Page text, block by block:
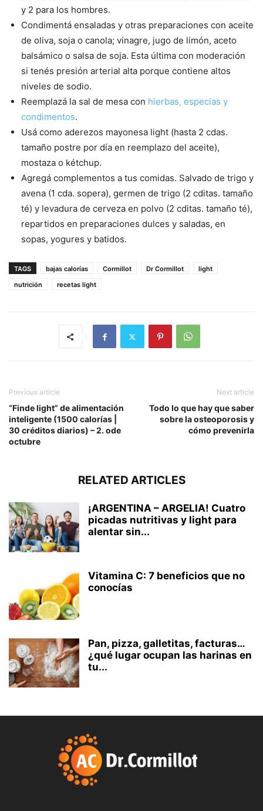
y 2 para los hombres.
Condimentá ensaladas y otras preparaciones con aceite
de oliva, soja o canola; vinagre, jugo de limón, aceto
balsámico o salsa de soja. Esta última con moderación
si tenés presión arterial alta porque contiene altos
niveles de sodio.
Reemplazá la sal de mesa con hierbas, especias y
condimentos.
Usá como aderezos mayonesa light (hasta 2 cdas.
tamaño postre por día en reemplazo del aceite),
mostaza o kétchup.
Agregá complementos a tus comidas. Salvado de trigo y
avena (1 cda. sopera), germen de trigo (2 cditas. tamaño
té) y levadura de cerveza en polvo (2 cditas. tamaño té),
repartidos en preparaciones dulces y saladas, en
sopas, yogures y batidos.
TAGS bajas calorías Cormillot Dr Cormillot
light
nutrición
recetas light
Previous article
“Finde light” de alimentación
inteligente (1500 calorías |
30 créditos diarios) – 2. ode
octubre
Next article
Todo lo que hay que saber
sobre la osteoporosis y
cómo prevenirla
RELATED ARTICLES
¡ARGENTINA – ARGELIA! Cuatro
picadas nutritivas y light para
alentar sin...
Vitamina C: 7 beneficios que no
conocías
Pan, pizza, galletitas, facturas…
¿qué lugar ocupan las harinas en
tu...